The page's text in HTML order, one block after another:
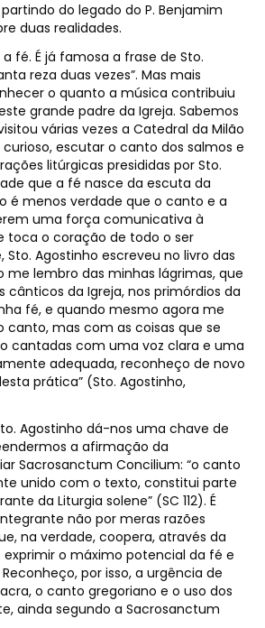
do legado do P. Benjamim
duas realidades.
fé. É já famosa a frase de Sto.
reza duas vezes”. Mas mais
o quanto a música contribuiu
grande padre da Igreja. Sabemos
várias vezes a Catedral da Milão
escutar o canto dos salmos e
litúrgicas presididas por Sto.
que a fé nasce da escuta da
é menos verdade que o canto e a
uma força comunicativa à
toca o coração de todo o ser
Sto. Agostinho escreveu no livro das
me lembro das minhas lágrimas, que
cânticos da Igreja, nos primórdios da
fé, e quando mesmo agora me
mas com as coisas que se
cantadas com uma voz clara e uma
adequada, reconheço de novo
prática” (Sto. Agostinho,
Agostinho dá-nos uma chave de
a afirmação da
Sacrosanctum Concilium: “o canto
unido com o texto, constitui parte
da Liturgia solene” (SC 112). É
não por meras razões
na verdade, coopera, através da
exprimir o máximo potencial da fé e
por isso, a urgência de
o canto gregoriano e o uso dos
ainda segundo a Sacrosanctum